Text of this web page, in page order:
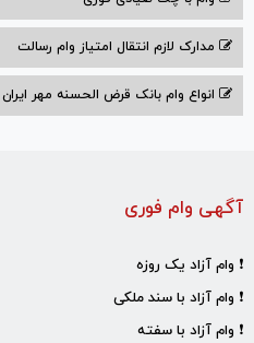
مدارک لازم انتقال امتیاز وام رسالت
انواع وام بانک قرض الحسنه مهر ایران ۱۴۰۴
آگهی وام فوری
❗ وام آزاد یک روزه
❗ وام آزاد با سند ملکی
❗ وام آزاد با سفته